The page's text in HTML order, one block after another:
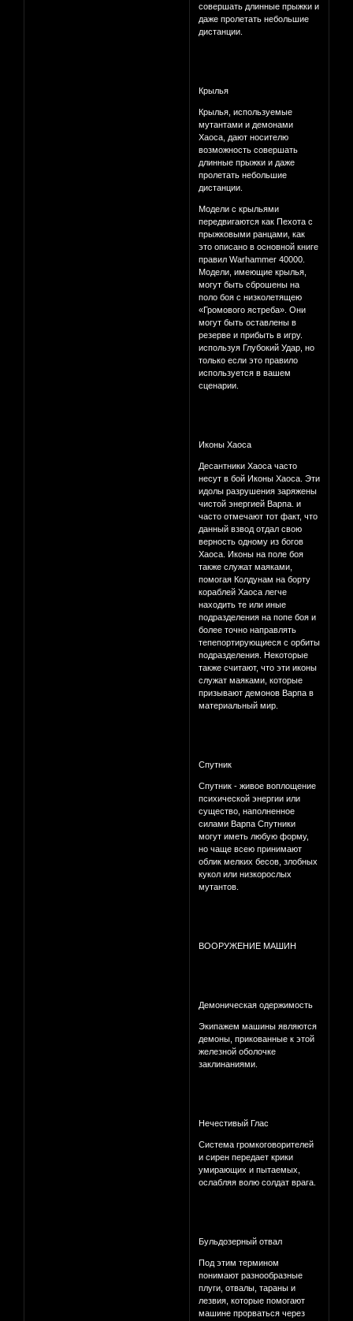
совершать длинные прыжки и
даже пролетать небольшие
дистанции.
Крылья
Крылья, используемые
мутантами и демонами
Хаоса, дают носителю
возможность совершать
длинные прыжки и даже
пролетать небольшие
дистанции.
Модели с крыльями
передвигаются как Пехота с
прыжковыми ранцами, как
это описано в основной книге
правил Warhammer 40000.
Модели, имеющие крылья,
могут быть сброшены на
поло боя с низколетящею
«Громового ястреба». Они
могут быть оставлены в
резерве и прибыть в игру.
используя Глубокий Удар, но
только если это правило
используется в вашем
сценарии.
Иконы Хаоса
Десантники Хаоса часто
несут в бой Иконы Хаоса. Эти
идолы разрушения заряжены
чистой энергией Варпа. и
часто отмечают тот факт, что
данный взвод отдал свою
верность одному из богов
Хаоса. Иконы на поле боя
также служат маяками,
помогая Колдунам на борту
кораблей Хаоса легче
находить те или иные
подразделения на попе боя и
более точно направлять
тепепортирующиеся с орбиты
подразделения. Некоторые
также считают, что эти иконы
служат маяками, которые
призывают демонов Варпа в
материальный мир.
Спутник
Спутник - живое воплощение
психической энергии или
существо, наполненное
силами Варпа Спутники
могут иметь любую форму,
но чаще всею принимают
облик мелких бесов, злобных
кукол или низкорослых
мутантов.
ВООРУЖЕНИЕ МАШИН
Демоническая одержимость
Экипажем машины являются
демоны, прикованные к этой
железной оболочке
заклинаниями.
Нечестивый Глас
Система громкоговорителей
и сирен передает крики
умирающих и пытаемых,
ослабляя волю солдат врага.
Бульдозерный отвал
Под этим термином
понимают разнообразные
плуги, отвалы, тараны и
лезвия, которые помогают
машине прорваться через